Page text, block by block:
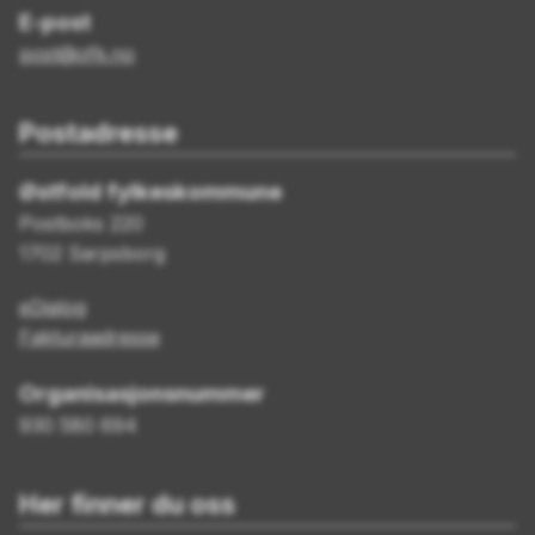
E-post
post@ofk.no
Postadresse
Østfold fylkeskommune
Postboks 220
1702 Sarpsborg
eDialog
Fakturaadresse
Organisasjonsnummer
930 580 694
Her finner du oss